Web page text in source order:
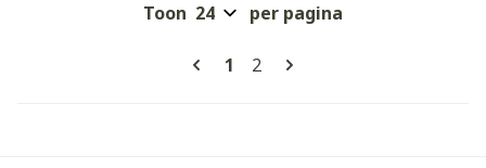
Pagina's
U lees momenteel pagina
1 Pagina
2
Toon per pagina